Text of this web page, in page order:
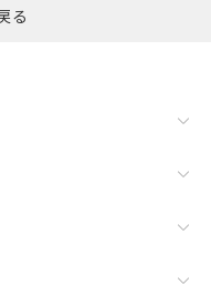
る